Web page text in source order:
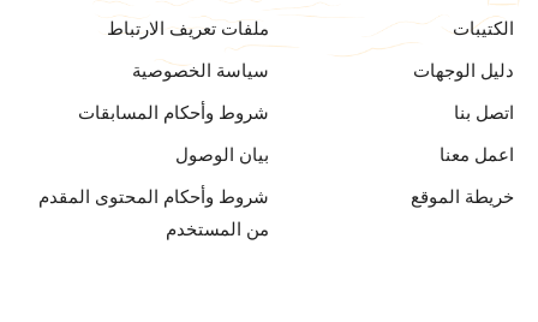
الكتيبات
دليل الوجهات
اتصل بنا
اعمل معنا
خريطة الموقع
ملفات تعريف الارتباط
سياسة الخصوصية
شروط وأحكام المسابقات
بيان الوصول
شروط وأحكام المحتوى المقدم
من المستخدم